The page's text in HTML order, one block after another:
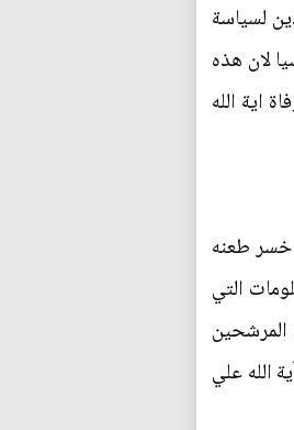
لسياسة
لان هذه
اية الله
خسر طعنه
التي
الله علي